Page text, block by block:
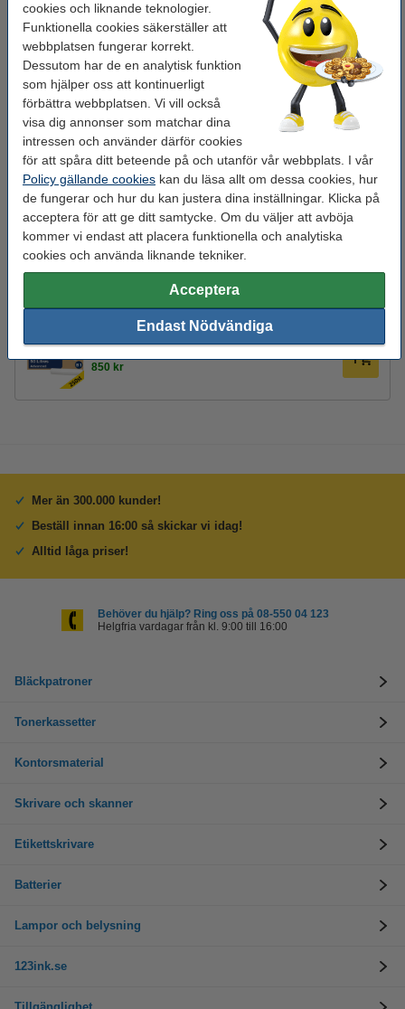
cookies och liknande teknologier.
Funktionella cookies säkerställer att
webbplatsen fungerar korrekt.
Dessutom har de en analytisk funktion
som hjälper oss att kontinuerligt
förbättra webbplatsen. Vi vill också
visa dig annonser som matchar dina
intressen och använder därför cookies
för att spåra ditt beteende på och utanför vår webbplats. I vår
Policy gällande cookies kan du läsa allt om dessa cookies, hur
de fungerar och hur du kan justera dina inställningar. Klicka på
acceptera för att ge ditt samtycke. Om du väljer att avböja
kommer vi endast att placera funktionella och analytiska
cookies och använda liknande tekniker.
Acceptera
Endast Nödvändiga
papperskorg
Material: metall
341 x 258 x 706 mm
Färg: vit
Varumärke: Tork
Volym: 50 liter
Antal: 1 st
Tips! Kompatibla produkter
Sopsäck 50L | Tork B1 | transparent | 25st
850 kr
Mer än 300.000 kunder!
Beställ innan 16:00 så skickar vi idag!
Alltid låga priser!
Behöver du hjälp? Ring oss på 08-550 04 123
Helgfria vardagar från kl. 9:00 till 16:00
Bläckpatroner
Tonerkassetter
Kontorsmaterial
Skrivare och skanner
Etikettskrivare
Batterier
Lampor och belysning
123ink.se